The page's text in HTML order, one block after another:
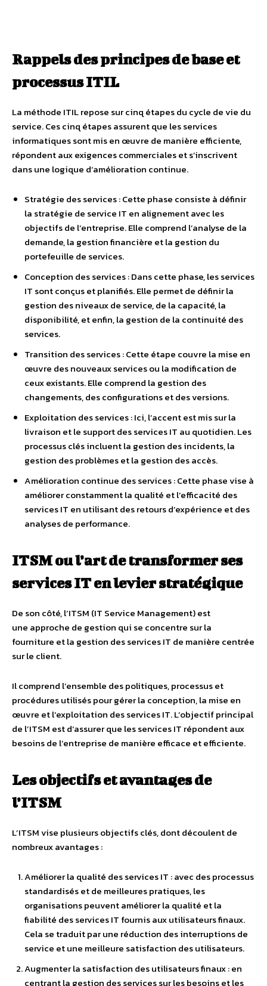
Rappels des principes de base et
processus ITIL
La méthode ITIL repose sur cinq étapes du cycle de vie du
service. Ces cinq étapes assurent que les services
informatiques sont mis en œuvre de manière efficiente,
répondent aux exigences commerciales et s’inscrivent
dans une logique d’amélioration continue.
Stratégie des services : Cette phase consiste à définir
la stratégie de service IT en alignement avec les
objectifs de l’entreprise. Elle comprend l’analyse de la
demande, la gestion financière et la gestion du
portefeuille de services.
Conception des services : Dans cette phase, les services
IT sont conçus et planifiés. Elle permet de définir la
gestion des niveaux de service, de la capacité, la
disponibilité, et enfin, la gestion de la continuité des
services.
Transition des services : Cette étape couvre la mise en
œuvre des nouveaux services ou la modification de
ceux existants. Elle comprend la gestion des
changements, des configurations et des versions.
Exploitation des services : Ici, l’accent est mis sur la
livraison et le support des services IT au quotidien. Les
processus clés incluent la gestion des incidents, la
gestion des problèmes et la gestion des accès.
Amélioration continue des services : Cette phase vise à
améliorer constamment la qualité et l’efficacité des
services IT en utilisant des retours d’expérience et des
analyses de performance.
ITSM ou l’art de transformer ses
services IT en levier stratégique
De son côté, l’ITSM (IT Service Management) est
une approche de gestion qui se concentre sur la
fourniture et la gestion des services IT de manière centrée
sur le client.
Il comprend l’ensemble des politiques, processus et
procédures utilisés pour gérer la conception, la mise en
œuvre et l’exploitation des services IT. L’objectif principal
de l’ITSM est d’assurer que les services IT répondent aux
besoins de l’entreprise de manière efficace et efficiente.
Les objectifs et avantages de
l’ITSM
L’ITSM vise plusieurs objectifs clés, dont découlent de
nombreux avantages :
Améliorer la qualité des services IT : avec des processus
standardisés et de meilleures pratiques, les
organisations peuvent améliorer la qualité et la
fiabilité des services IT fournis aux utilisateurs finaux.
Cela se traduit par une réduction des interruptions de
service et une meilleure satisfaction des utilisateurs.
Augmenter la satisfaction des utilisateurs finaux : en
centrant la gestion des services sur les besoins et les